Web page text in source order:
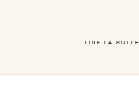
LIRE LA SUITE